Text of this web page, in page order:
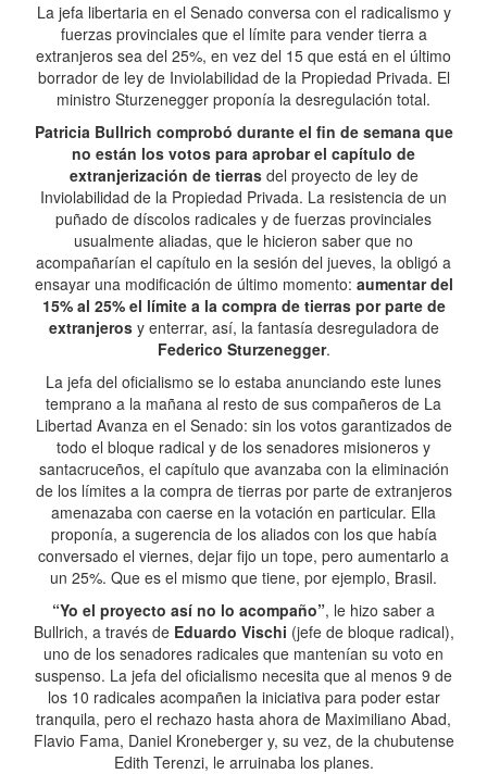
La jefa libertaria en el Senado conversa con el radicalismo y
fuerzas provinciales que el límite para vender tierra a
extranjeros sea del 25%, en vez del 15 que está en el último
borrador de ley de Inviolabilidad de la Propiedad Privada. El
ministro Sturzenegger proponía la desregulación total.
Patricia Bullrich comprobó durante el fin de semana que
no están los votos para aprobar el capítulo de
extranjerización de tierrasdel proyecto de ley de
Inviolabilidad de la Propiedad Privada. La resistencia de un
puñado de díscolos radicales y de fuerzas provinciales
usualmente aliadas, que le hicieron saber que no
acompañarían el capítulo en la sesión del jueves, la obligó a
ensayar una modificación de último momento: aumentar del
15% al 25% el límite a la compra de tierras por parte de
extranjerosy enterrar, así, la fantasía desreguladora de
Federico Sturzenegger.
La jefa del oficialismo se lo estaba anunciando este lunes
temprano a la mañana al resto de sus compañeros de La
Libertad Avanza en el Senado: sin los votos garantizados de
todo el bloque radical y de los senadores misioneros y
santacruceños, el capítulo que avanzaba con la eliminación
de los límites a la compra de tierras por parte de extranjeros
amenazaba con caerse en la votación en particular. Ella
proponía, a sugerencia de los aliados con los que había
conversado el viernes, dejar fijo un tope, pero aumentarlo a
un 25%. Que es el mismo que tiene, por ejemplo, Brasil.
“Yo el proyecto así no lo acompaño”, le hizo saber a
Bullrich, a través de Eduardo Vischi (jefe de bloque radical),
uno de los senadores radicales que mantenían su voto en
suspenso. La jefa del oficialismo necesita que al menos 9 de
los 10 radicales acompañen la iniciativa para poder estar
tranquila, pero el rechazo hasta ahora de Maximiliano Abad,
Flavio Fama, Daniel Kroneberger y, su vez, de la chubutense
Edith Terenzi, le arruinaba los planes.